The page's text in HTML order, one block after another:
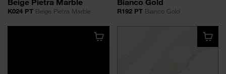
K024 PT Beige Pietra Marble R192 PTBianco Gold